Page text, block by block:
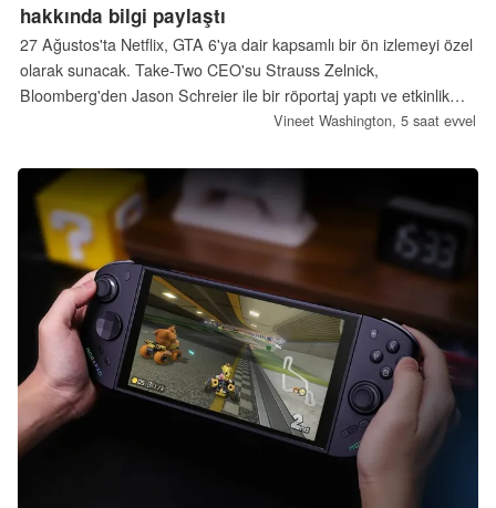
hakkında bilgi paylaştı
27 Ağustos'ta Netflix, GTA 6'ya dair kapsamlı bir ön izlemeyi özel
olarak sunacak. Take-Two CEO'su Strauss Zelnick,
Bloomberg'den Jason Schreier ile bir röportaj yaptı ve etkinlik
Vineet Washington, 5 saat evvel